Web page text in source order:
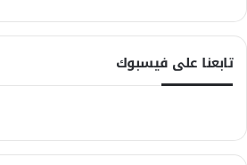
تابعنا على فيسبوك